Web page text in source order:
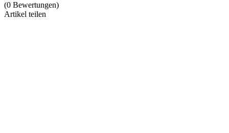
(0 Bewertungen)
Artikel teilen